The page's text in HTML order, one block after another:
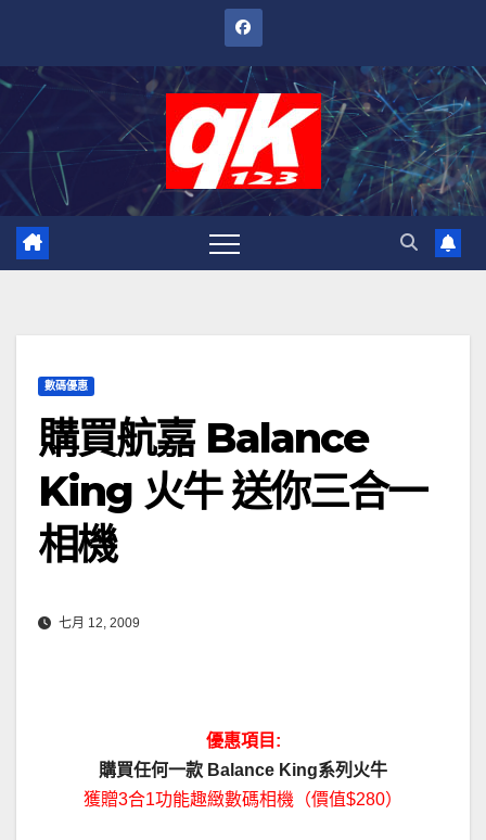
內
數碼優惠
購買航嘉 Balance
King 火牛 送你三合一
相機
七月 12, 2009
優惠項目:
購買任何一款 Balance King系列火牛
獲贈3合1功能趣緻數碼相機（價值$280）